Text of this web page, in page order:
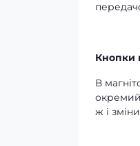
Кнопки
В
окремий
ж і